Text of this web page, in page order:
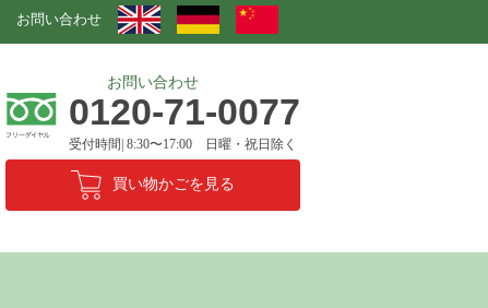
お問い合わせ
お問い合わせ
0120-71-0077
受付時間| 8:30〜17:00 日曜・祝日除く
買い物かごを見る